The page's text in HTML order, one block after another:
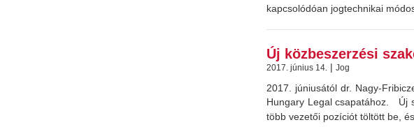
kapcsolódóan jogtechnikai
Új közbeszerzési
2017. június 14. | Jog
2017. júniusától dr. Nagy-
Hungary Legal csapatához. Új
több vezetői pozíciót töltött be,